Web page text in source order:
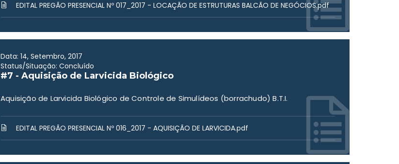
EDITAL PREGÃO PRESENCIAL Nº 017_2017 - LOCAÇÃO DE ESTRUTURAS BALCÃO DE NEGÓCIOS.pdf
Data: 14, Setembro, 2017
Status/Situação: Concluído
#7 - Aquisição de Larvicida Biológico
Aquisição de Larvicida Biológico de Controle de Simulídeos (borrachudo) B.T.I.
EDITAL PREGÃO PRESENCIAL Nº 016_2017 - AQUISIÇÃO DE LARVICIDA.pdf